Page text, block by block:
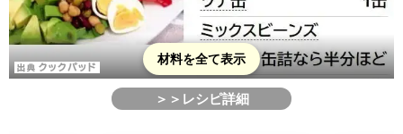
材料を全て表示
＞＞レシピ詳細